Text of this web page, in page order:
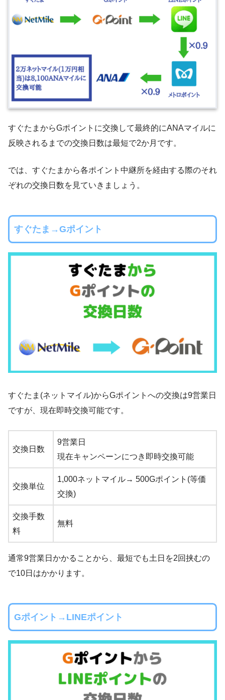
すぐたまからGポイントに交換して最終的にANAマイルに
反映されるまでの交換日数は最短で2か月です。
では、すぐたまから各ポイント中継所を経由する際のそれ
ぞれの交換日数を見ていきましょう。
すぐたま→Gポイント
すぐたま(ネットマイル)からGポイントへの交換は9営業日
ですが、現在即時交換可能です。
交換日数
9営業日
現在キャンペーンにつき即時交換可能
交換単位
1,000ネットマイル→ 500Gポイント(等価
交換)
交換手数
料
無料
通常9営業日かかることから、最短でも土日を2回挟むの
で10日はかかります。
Gポイント→LINEポイント